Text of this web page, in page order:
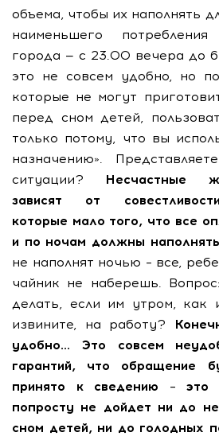
объема, чтобы их наполнять
наименьшего
города — с 23.00 вечера до
это не совсем удобно, но
которые не могут
перед сном детей,
только потому, что вы
назначению».
ситуации? Несчастные
зависят от
которые мало того, что все
и по ночам должны наполнять
не наполнят ночью – все,
чайник не наберешь.
делать, если им утром, как
извините, на работу?
удобно… Это совсем
гарантий, что обращение
принято к сведению – это
попросту не дойдет ни до
сном детей, ни до голодных